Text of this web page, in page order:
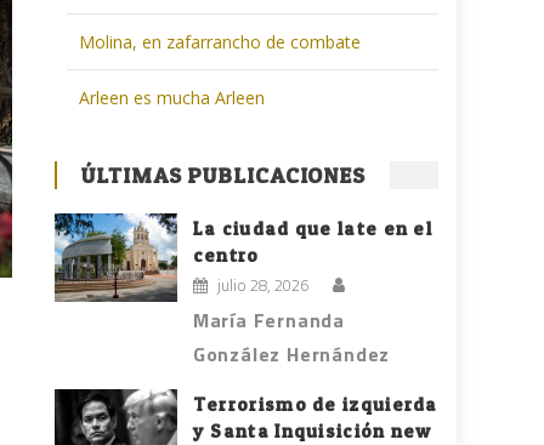
Molina, en zafarrancho de combate
Arleen es mucha Arleen
ÚLTIMAS PUBLICACIONES
La ciudad que late en el
centro
julio 28, 2026
María Fernanda
González Hernández
Terrorismo de izquierda
y Santa Inquisición new